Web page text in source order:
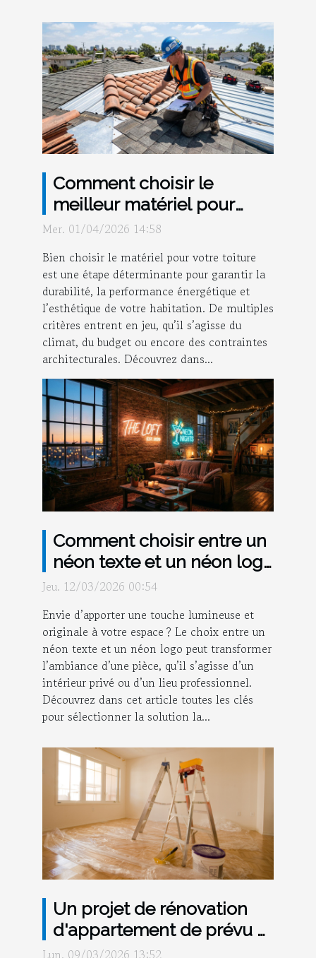
Comment choisir le
meilleur matériel pour
votre toiture ?
Mer. 01/04/2026 14:58
Bien choisir le matériel pour votre toiture
est une étape déterminante pour garantir la
durabilité, la performance énergétique et
l’esthétique de votre habitation. De multiples
critères entrent en jeu, qu’il s’agisse du
climat, du budget ou encore des contraintes
architecturales. Découvrez dans...
Comment choisir entre un
néon texte et un néon logo
pour votre espace ?
Jeu. 12/03/2026 00:54
Envie d’apporter une touche lumineuse et
originale à votre espace ? Le choix entre un
néon texte et un néon logo peut transformer
l’ambiance d’une pièce, qu’il s’agisse d’un
intérieur privé ou d’un lieu professionnel.
Découvrez dans cet article toutes les clés
pour sélectionner la solution la...
Un projet de rénovation
d'appartement de prévu à
Paris ? Misez sur la
Lun. 09/03/2026 13:52